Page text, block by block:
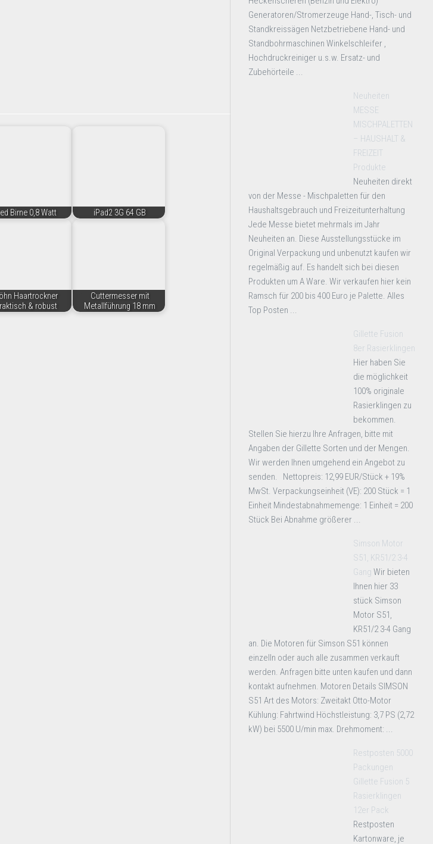
Birne 0,8 Watt iPad2 3G 64 GB
Haartrockner
& robust
Cuttermesser mit
Metallführung 18 mm
Generatoren/Stromerzeuge Hand-, Tisch- und
Standkreissägen Netzbetriebene Hand- und
Standbohrmaschinen Winkelschleifer ,
Hochdruckreiniger u.s.w. Ersatz- und
Zubehörteile ...
Neuheiten
MESSE
MISCHPALETTEN
– HAUSHALT &
FREIZEIT
Produkte
Neuheiten direkt
von der Messe - Mischpaletten für den
Haushaltsgebrauch und Freizeitunterhaltung
Jede Messe bietet mehrmals im Jahr
Neuheiten an. Diese Ausstellungsstücke im
Original Verpackung und unbenutzt kaufen wir
regelmäßig auf. Es handelt sich bei diesen
Produkten um A Ware. Wir verkaufen hier kein
Ramsch für 200 bis 400 Euro je Palette. Alles
Top Posten ...
Gillette Fusion
8er Rasierklingen
Hier haben Sie
die möglichkeit
100% originale
Rasierklingen zu
bekommen.
Stellen Sie hierzu Ihre Anfragen, bitte mit
Angaben der Gillette Sorten und der Mengen.
Wir werden Ihnen umgehend ein Angebot zu
senden. Nettopreis: 12,99 EUR/Stück + 19%
MwSt. Verpackungseinheit (VE): 200 Stück = 1
Einheit Mindestabnahmemenge: 1 Einheit = 200
Stück Bei Abnahme größerer ...
Simson Motor
S51, KR51/2 3-4
Gang Wir bieten
Ihnen hier 33
stück Simson
Motor S51,
KR51/2 3-4 Gang
an. Die Motoren für Simson S51 können
einzelln oder auch alle zusammen verkauft
werden. Anfragen bitte unten kaufen und dann
kontakt aufnehmen. Motoren Details SIMSON
S51 Art des Motors: Zweitakt Otto-Motor
Kühlung: Fahrtwind Höchstleistung: 3,7 PS (2,72
kW) bei 5500 U/min max. Drehmoment: ...
Restposten 5000
Packungen
Gillette Fusion 5
Rasierklingen
12er Pack
Restposten
Kartonware, je